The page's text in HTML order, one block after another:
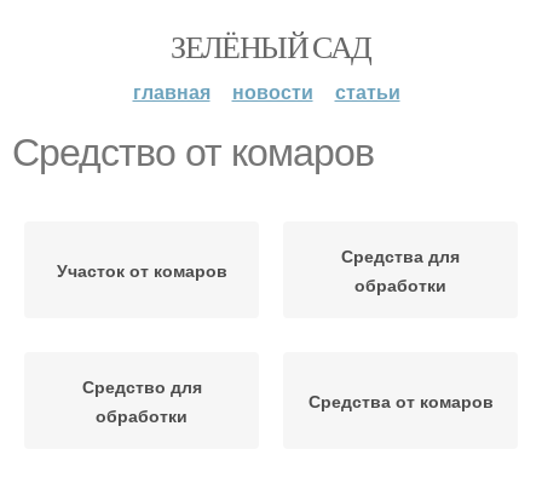
ЗЕЛЁНЫЙ САД
главная новости статьи
Средство от комаров
Участок от комаров
Средства для
обработки
Средство для
обработки
Средства от комаров